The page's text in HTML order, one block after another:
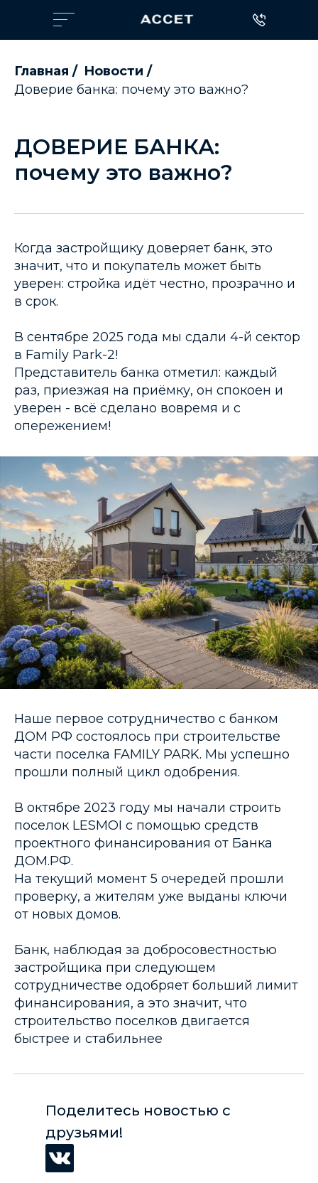
Главная / Новости /
Доверие банка: почему это важно?
ДОВЕРИЕ БАНКА:
почему это важно?
Когда застройщику доверяет банк, это
значит, что и покупатель может быть
уверен: стройка идёт честно, прозрачно и
в срок.
В сентябре 2025 года мы сдали 4-й сектор
в Family Park-2!
Представитель банка отметил: каждый
раз, приезжая на приёмку, он спокоен и
уверен - всё сделано вовремя и с
опережением!
Наше первое сотрудничество с банком
ДОМ РФ состоялось при строительстве
части поселка FAMILY PARK. Мы успешно
прошли полный цикл одобрения.
В октябре 2023 году мы начали строить
поселок LESMOI с помощью средств
проектного финансирования от Банка
ДОМ.РФ.
На текущий момент 5 очередей прошли
проверку, а жителям уже выданы ключи
от новых домов.
Банк, наблюдая за добросовестностью
застройщика при следующем
сотрудничестве одобряет больший лимит
финансирования, а это значит, что
строительство поселков двигается
быстрее и стабильнее
Поделитесь новостью с
друзьями!